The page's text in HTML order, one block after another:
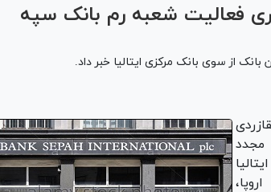
فعالیت شعبه رم بانک سپه
از سوی بانک مرکزی ایتالیا خبر داد.
مجدد